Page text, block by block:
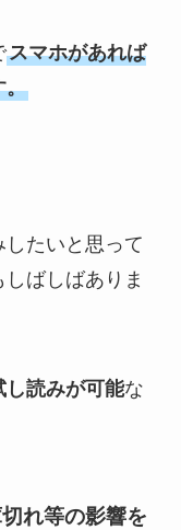
スマホがあれば
。
たいと思って
ばしばありま
し読みが可能な
れ等の影響を